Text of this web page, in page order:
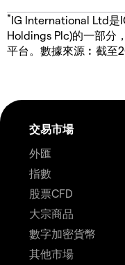
*IG International Ltd是
Holdings Plc)的一部分
平台。數據來源︰截至
交易市場
外匯
指數
股票CFD
大宗商品
數字加密貨幣
其他市場